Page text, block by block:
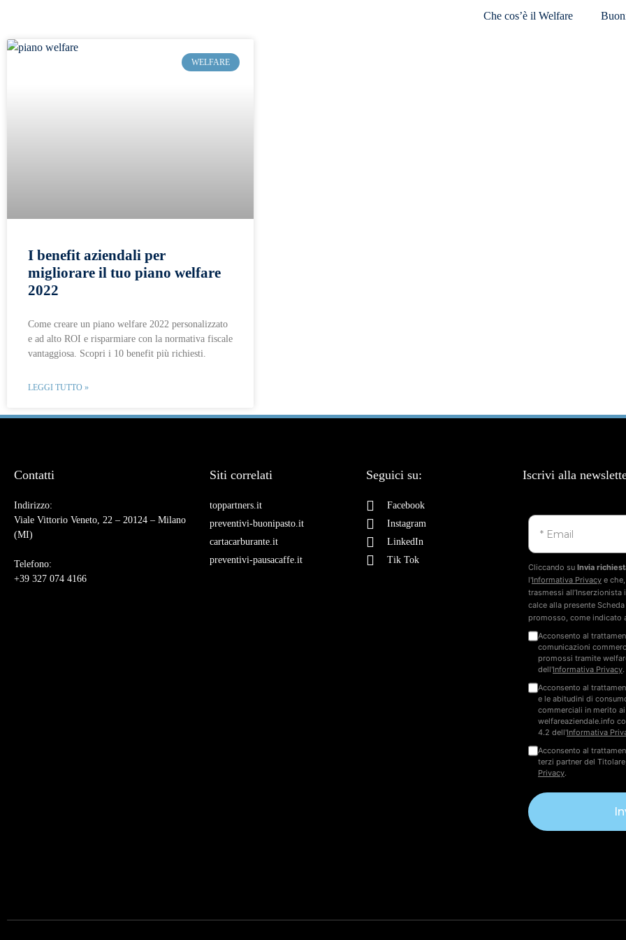
Che cos’è il Welfare
WELFARE
I benefit aziendali per
migliorare il tuo piano welfare
2022
Come creare un piano welfare 2022 personalizzato
e ad alto ROI e risparmiare con la normativa fiscale
vantaggiosa. Scopri i 10 benefit più richiesti.
LEGGI TUTTO »
Contatti
Indirizzo:
Viale Vittorio Veneto, 22 – 20124 – Milano
(MI)
Telefono:
+39 327 074 4166
Siti correlati
toppartners.it
preventivi-buonipasto.it
cartacarburante.it
preventivi-pausacaffe.it
Seguici su:
Facebook
Instagram
LinkedIn
Tik Tok
Iscrivi alla